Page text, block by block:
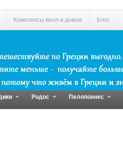
Комплексы вилл и домов Блог
Родос Пелопоннес